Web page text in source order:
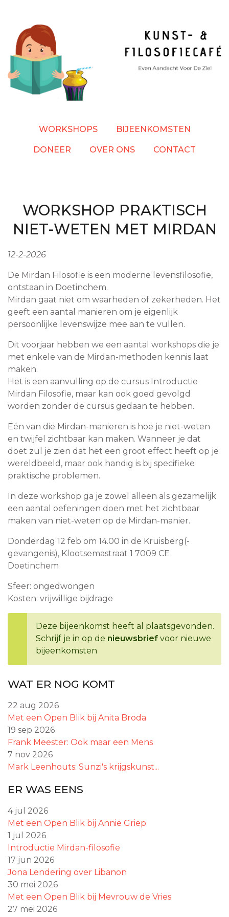
inhoud
gaan
WORKSHOPS BIJEENKOMSTEN
DONEER OVER ONS CONTACT
WORKSHOP PRAKTISCH
NIET-WETEN MET MIRDAN
12-2-2026
De Mirdan Filosofie is een moderne levensfilosofie,
ontstaan in Doetinchem.
Mirdan gaat niet om waarheden of zekerheden. Het
geeft een aantal manieren om je eigenlijk
persoonlijke levenswijze mee aan te vullen.
Dit voorjaar hebben we een aantal workshops die je
met enkele van de Mirdan-methoden kennis laat
maken.
Het is een aanvulling op de cursus Introductie
Mirdan Filosofie, maar kan ook goed gevolgd
worden zonder de cursus gedaan te hebben.
Ëén van die Mirdan-manieren is hoe je niet-weten
en twijfel zichtbaar kan maken. Wanneer je dat
doet zul je zien dat het een groot effect heeft op je
wereldbeeld, maar ook handig is bij specifieke
praktische problemen.
In deze workshop ga je zowel alleen als gezamelijk
een aantal oefeningen doen met het zichtbaar
maken van niet-weten op de Mirdan-manier.
Donderdag 12 feb om 14.00 in de Kruisberg(-
gevangenis), Klootsemastraat 1 7009 CE
Doetinchem
Sfeer: ongedwongen
Kosten: vrijwillige bijdrage
Deze bijeenkomst heeft al plaatsgevonden.
Schrijf je in op de nieuwsbrief voor nieuwe
bijeenkomsten
WAT ER NOG KOMT
22 aug 2026
Met een Open Blik bij Anita Broda
19 sep 2026
Frank Meester: Ook maar een Mens
7 nov 2026
Mark Leenhouts: Sunzi's krijgskunst...
ER WAS EENS
4 jul 2026
Met een Open Blik bij Annie Griep
1 jul 2026
Introductie Mirdan-filosofie
17 jun 2026
Jona Lendering over Libanon
30 mei 2026
Met een Open Blik bij Mevrouw de Vries
27 mei 2026